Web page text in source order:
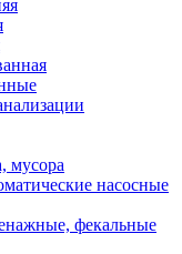
мусора
насосные
фекальные